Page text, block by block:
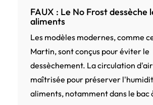
FAUX : Le No Frost dessèche
aliments
Les modèles modernes, comme
Martin, sont conçus pour éviter le
dessèchement. La circulation
maîtrisée pour préserver
aliments, notamment dans le bac